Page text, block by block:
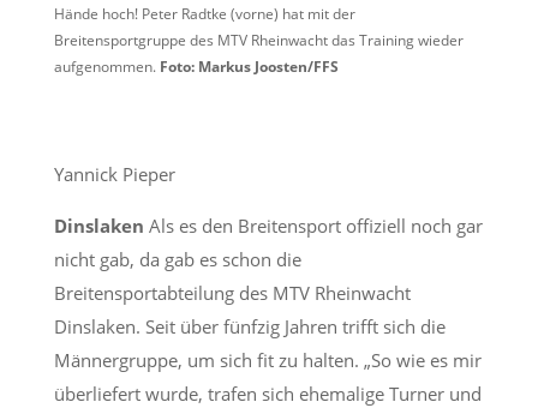
Hände hoch! Peter Radtke (vorne) hat mit der
Breitensportgruppe des MTV Rheinwacht das Training wieder
aufgenommen. Foto: Markus Joosten/FFS
Yannick Pieper
Dinslaken Als es den Breitensport offiziell noch gar
nicht gab, da gab es schon die
Breitensportabteilung des MTV Rheinwacht
Dinslaken. Seit über fünfzig Jahren trifft sich die
Männergruppe, um sich fit zu halten. „So wie es mir
überliefert wurde, trafen sich ehemalige Turner und